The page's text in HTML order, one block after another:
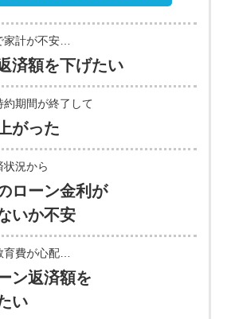
家計が不安…
済額を下げたい
約期間が終了して
がった
状況から
ローン金利が
いか不安
育費が心配…
ン返済額を
い